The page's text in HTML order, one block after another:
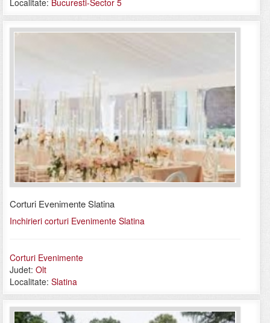
Corturi Evenimente Slatina
Inchirieri corturi Evenimente Slatina
Corturi Evenimente
Judet: Olt
Localitate: Slatina